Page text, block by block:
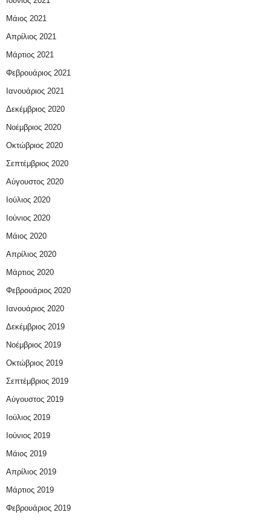
Μάιος 2021
Απρίλιος 2021
Μάρτιος 2021
Φεβρουάριος 2021
Ιανουάριος 2021
Δεκέμβριος 2020
Νοέμβριος 2020
Οκτώβριος 2020
Σεπτέμβριος 2020
Αύγουστος 2020
Ιούλιος 2020
Ιούνιος 2020
Μάιος 2020
Απρίλιος 2020
Μάρτιος 2020
Φεβρουάριος 2020
Ιανουάριος 2020
Δεκέμβριος 2019
Νοέμβριος 2019
Οκτώβριος 2019
Σεπτέμβριος 2019
Αύγουστος 2019
Ιούλιος 2019
Ιούνιος 2019
Μάιος 2019
Απρίλιος 2019
Μάρτιος 2019
Φεβρουάριος 2019